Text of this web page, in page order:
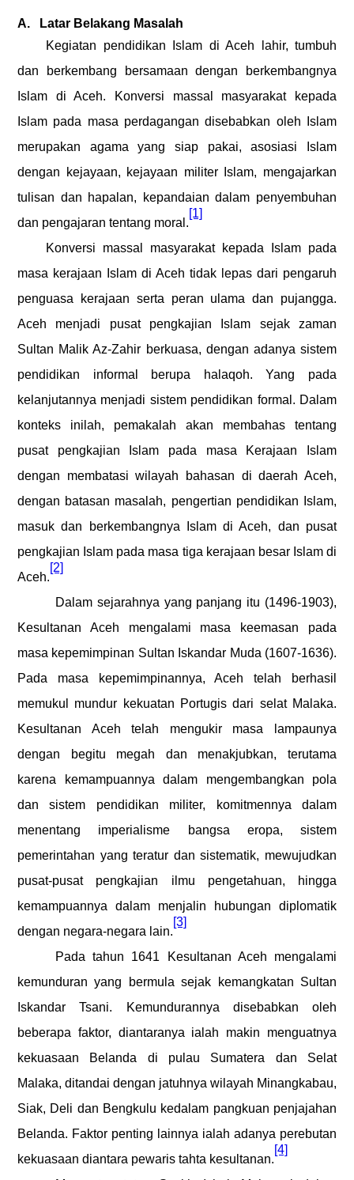
A.
Latar Belakang Masalah
Kegiatan pendidikan Islam di Aceh lahir, tumbuh
dan berkembang bersamaan dengan berkembangnya
Islam di Aceh. Konversi massal masyarakat kepada
Islam pada masa perdagangan disebabkan oleh Islam
merupakan agama yang siap pakai, asosiasi Islam
dengan kejayaan, kejayaan militer Islam, mengajarkan
tulisan dan hapalan, kepandaian dalam penyembuhan
dan pengajaran tentang moral.
[1]
Konversi massal masyarakat kepada Islam pada
masa kerajaan Islam di Aceh tidak lepas dari pengaruh
penguasa kerajaan serta peran ulama dan pujangga.
Aceh menjadi pusat pengkajian Islam sejak zaman
Sultan Malik Az-Zahir berkuasa, dengan adanya sistem
pendidikan informal berupa halaqoh. Yang pada
kelanjutannya menjadi sistem pendidikan formal. Dalam
konteks inilah, pemakalah akan membahas tentang
pusat pengkajian Islam pada masa Kerajaan Islam
dengan membatasi wilayah bahasan di daerah Aceh,
dengan batasan masalah, pengertian pendidikan Islam,
masuk dan berkembangnya Islam di Aceh, dan pusat
pengkajian Islam pada masa tiga kerajaan besar Islam di
Aceh.
[2]
Dalam sejarahnya yang panjang itu (1496-1903),
Kesultanan Aceh mengalami masa keemasan pada
masa kepemimpinan Sultan Iskandar Muda (1607-1636).
Pada masa kepemimpinannya, Aceh telah berhasil
memukul mundur kekuatan Portugis dari selat Malaka.
Kesultanan Aceh telah mengukir masa lampaunya
dengan begitu megah dan menakjubkan, terutama
karena kemampuannya dalam mengembangkan pola
dan sistem pendidikan militer, komitmennya dalam
menentang imperialisme bangsa eropa, sistem
pemerintahan yang teratur dan sistematik, mewujudkan
pusat-pusat pengkajian ilmu pengetahuan, hingga
kemampuannya dalam menjalin hubungan diplomatik
dengan negara-negara lain.
[3]
Pada tahun 1641 Kesultanan Aceh mengalami
kemunduran yang bermula sejak kemangkatan Sultan
Iskandar Tsani. Kemundurannya disebabkan oleh
beberapa faktor, diantaranya ialah makin menguatnya
kekuasaan Belanda di pulau Sumatera dan Selat
Malaka, ditandai dengan jatuhnya wilayah Minangkabau,
Siak, Deli dan Bengkulu kedalam pangkuan penjajahan
Belanda. Faktor penting lainnya ialah adanya perebutan
kekuasaan diantara pewaris tahta kesultanan.
[4]